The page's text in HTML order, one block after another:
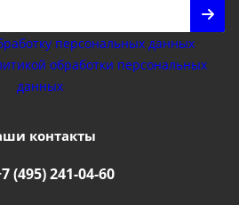
персональных данных
обработки персональных
данных
контакты
(495) 241-04-60